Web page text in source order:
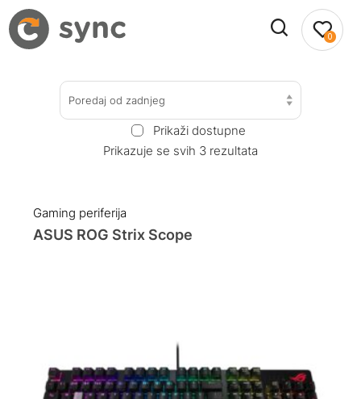
0
Poredaj od zadnjeg
Prikaži dostupne
Prikazuje se svih 3 rezultata
Gaming periferija
ASUS ROG Strix Scope